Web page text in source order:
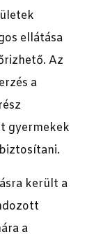
ellátása
Az
a
gyermekek
került a
a